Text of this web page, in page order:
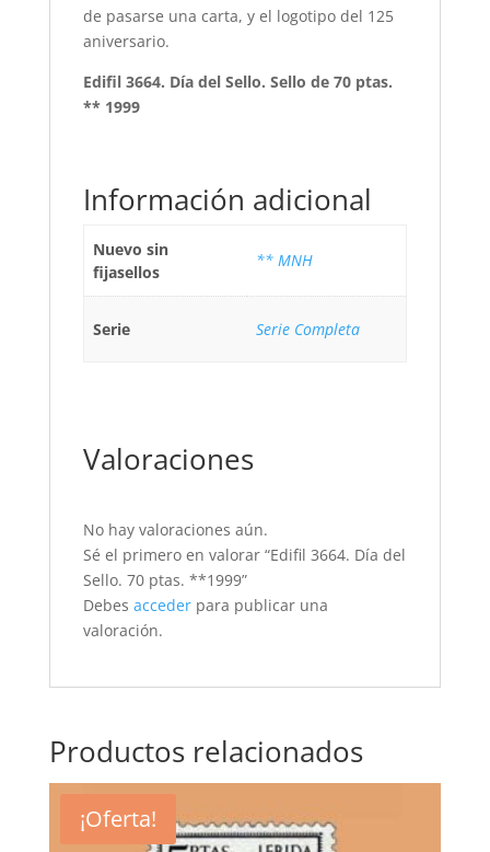
de pasarse una carta, y el logotipo del 125
aniversario.
Edifil 3664. Día del Sello. Sello de 70 ptas.
** 1999
Información adicional
Nuevo sin
fijasellos
** MNH
Serie Serie Completa
Valoraciones
No hay valoraciones aún.
Sé el primero en valorar “Edifil 3664. Día del
Sello. 70 ptas. **1999”
Debes accederpara publicar una
valoración.
Productos relacionados
¡Oferta!